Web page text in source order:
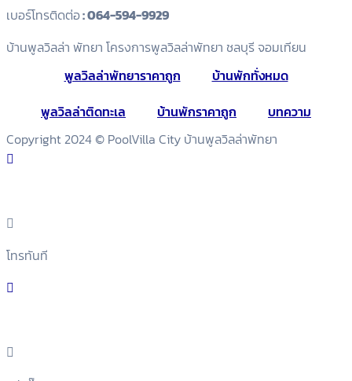
เบอร์โทรติดต่อ: 064-594-9929
บ้านพูลวิลล่า พัทยา โครงการพูลวิลล่าพัทยา ชลบุรี จอมเทียน
พูลวิลล่าพัทยาราคาถูก
บ้านพักทั่งหมด
พูลวิลล่าติดทะเล
บ้านพักราคาถูก
บทความ
Copyright 2024 © PoolVilla City บ้านพูลวิลล่าพัทยา
โทรทันที